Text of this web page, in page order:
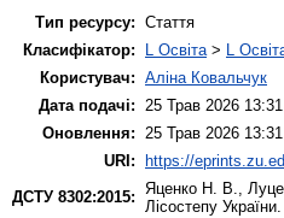
Тип ресурсу: Стаття
Класифікатор:
L Освіта > L
Користувач: Аліна Ковальчук
Дата подачі:
25 Трав 2026 13:31
Оновлення:
25 Трав 2026 13:31
URI: https://
ДСТУ 8302:2015:
Яценко Н. В.
Лісостепу України.